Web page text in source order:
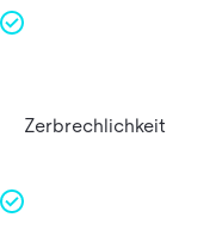
Zerbrechlichkeit